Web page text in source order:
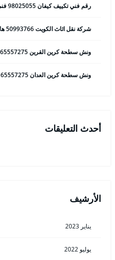
رقم فني تكييف كيفان 98025055 فني تكييف مركزي 24 ساعة
شركة نقل اثاث الكويت 50993766 هاف لوري وانيت نقل عفش
ونش سطحة كرين القرين 65557275 ونش سحب وانقاذ سيارات
ونش سطحة كرين العدان 65557275 ونش سحب وانقاذ سيارات
أحدث التعليقات
الأرشيف
يناير 2023
يوليو 2022